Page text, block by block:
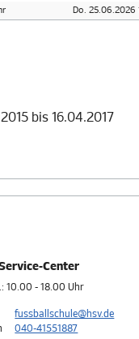
Do. 25.06.2026
bis 16.04.2017
Center
10.00 - 18.00 Uhr
fussballschule@hsv.de
040-41551887